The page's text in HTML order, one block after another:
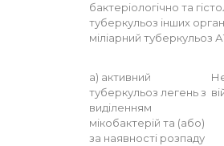
бактеріологічно та
туберкульоз інших
міліарний туберкульоз
а) активний
туберкульоз легень з
виділенням
мікобактерій та (або)
за наявності розпаду